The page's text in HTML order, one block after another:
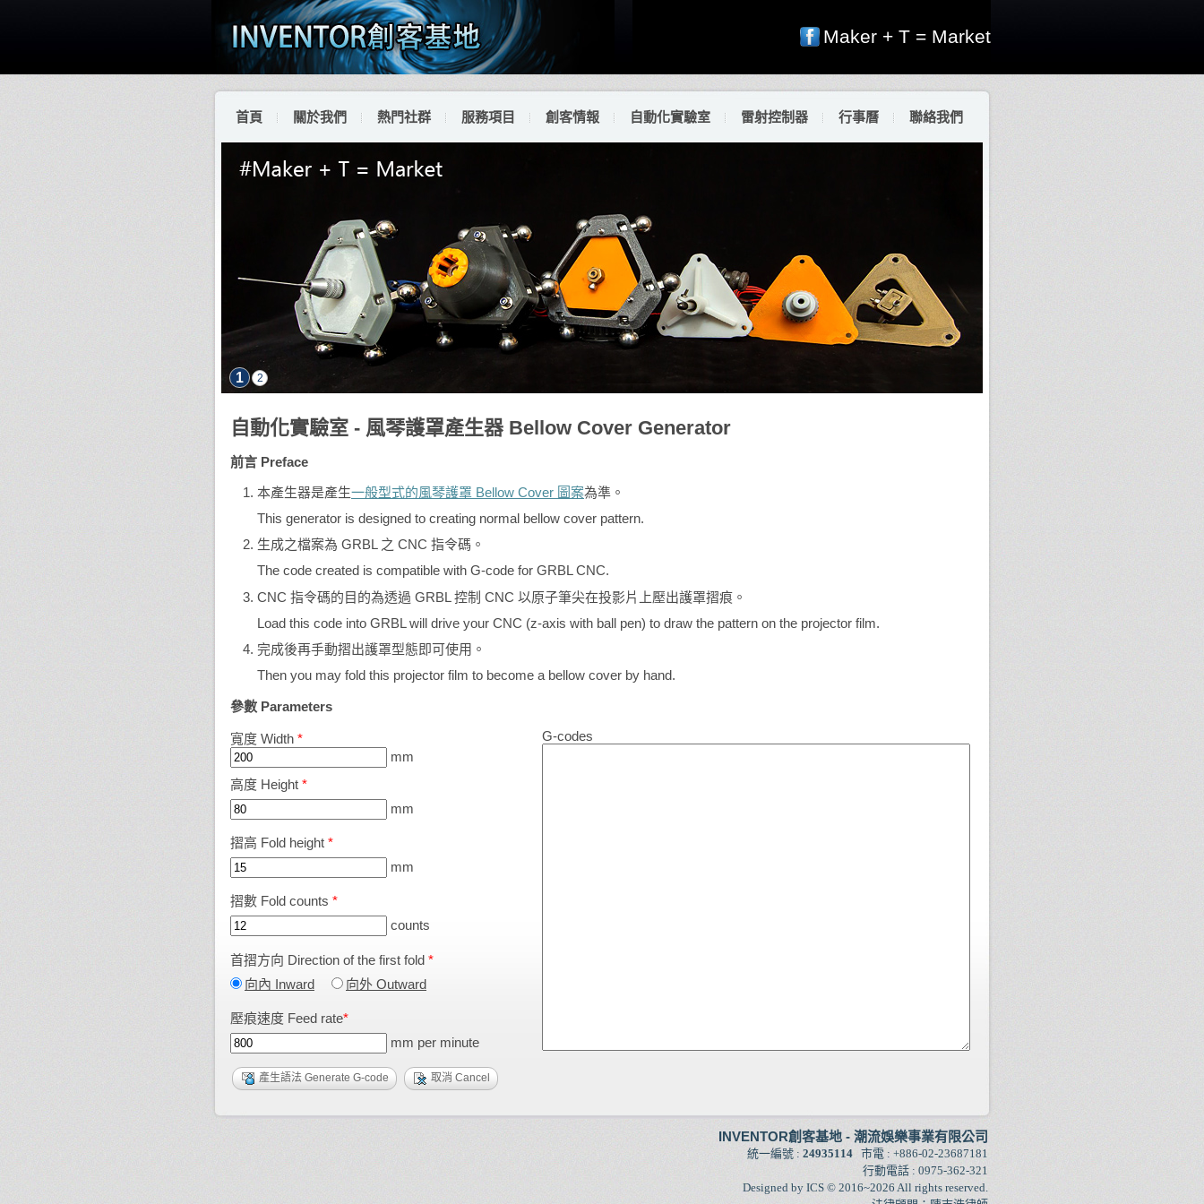
Maker + T = Market
首頁 關於我們 熱門社群 服務項目 創客情報 自動化實驗室 雷射控制器 行事曆 聯絡我們
1 2
自動化實驗室 - 風琴護罩產生器 Bellow Cover Generator
前言 Preface
本產生器是產生一般型式的風琴護罩 Bellow Cover 圖案為準。
This generator is designed to creating normal bellow cover pattern.
生成之檔案為 GRBL 之 CNC 指令碼。
The code created is compatible with G-code for GRBL CNC.
CNC 指令碼的目的為透過 GRBL 控制 CNC 以原子筆尖在投影片上壓出護罩摺痕。
Load this code into GRBL will drive your CNC (z-axis with ball pen) to draw the pattern on the projector film.
完成後再手動摺出護罩型態即可使用。
Then you may fold this projector film to become a bellow cover by hand.
參數 Parameters
寬度 Width *
mm
高度 Height *
mm
摺高 Fold height *
mm
摺數 Fold counts *
counts
首摺方向 Direction of the first fold *
向內 Inward
向外 Outward
壓痕速度 Feed rate*
mm per minute
產生語法 Generate G-code 取消 Cancel
G-codes
INVENTOR創客基地 - 潮流娛樂事業有限公司
統一編號 : 24935114 市電 : +886-02-23687181
行動電話 : 0975-362-321
Designed by ICS © 2016~2026 All rights reserved.